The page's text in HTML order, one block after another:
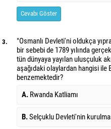
Cevabı Göster
3.
"Osmanlı Devleti'ni oldukça
bir sebebi de 1789 yılında
tün dünyaya yayılan ulusçuluk
aşağıdaki olaylardan hangisi ile
benzemektedir?
A. Rwanda Katliamı
B.Selçuklu Devleti'nin